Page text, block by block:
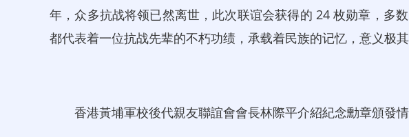
年，众多抗战将领已然离世，此次联谊会获得的 24 枚勋章，多
都代表着一位抗战先辈的不朽功绩，承载着民族的记忆，意义极其
香港黃埔軍校後代親友聯誼會會長林際平介紹紀念勳章頒發